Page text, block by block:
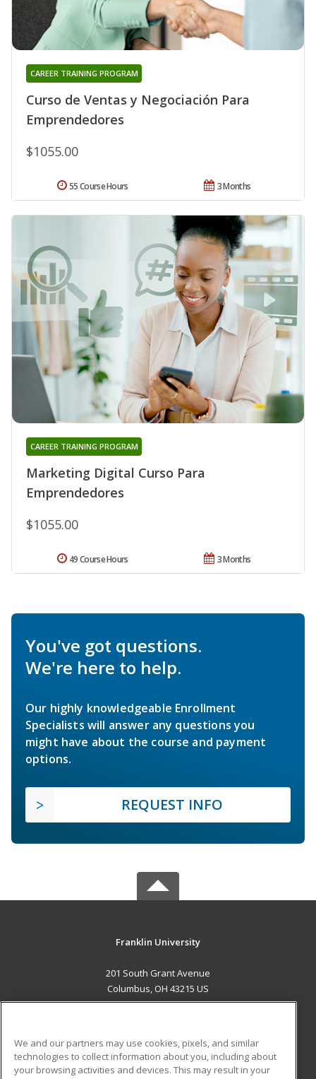
Curso de Ventas y Negociación Para
Emprendedores
CAREER TRAINING PROGRAM
$1055.00
3 Months
55 Course Hours
Marketing Digital Curso Para
Emprendedores
CAREER TRAINING PROGRAM
$1055.00
3 Months
49 Course Hours
You've got questions.
We're here to help.
Our highly knowledgeable Enrollment
Specialists will answer any questions you
might have about the course and payment
options.
REQUEST INFO
Franklin University
201 South Grant Avenue
Columbus, OH 43215 US
ADDITIONAL RESOURCES
We and our partners may use cookies, pixels, and similar
technologies to collect information about you, including about
your browsing activities and devices. This may result in your